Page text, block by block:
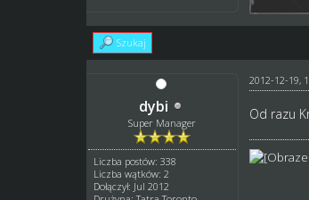
Szukaj
dybi
Super Manager
Liczba postów: 338
Liczba wątków: 2
Dołączył: Jul 2012
2012-12-19,
Od razu